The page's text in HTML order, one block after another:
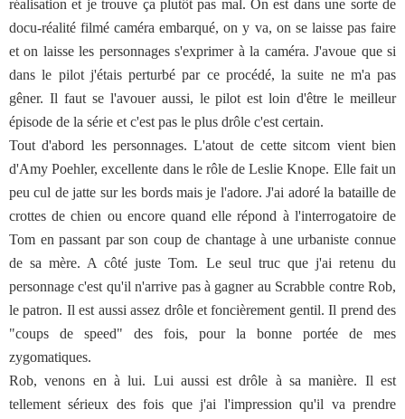
réalisation et je trouve ça plutôt pas mal. On est dans une sorte de
docu-réalité filmé caméra embarqué, on y va, on se laisse pas faire
et on laisse les personnages s'exprimer à la caméra. J'avoue que si
dans le pilot j'étais perturbé par ce procédé, la suite ne m'a pas
gêner. Il faut se l'avouer aussi, le pilot est loin d'être le meilleur
épisode de la série et c'est pas le plus drôle c'est certain.
Tout d'abord les personnages. L'atout de cette sitcom vient bien
d'Amy Poehler, excellente dans le rôle de Leslie Knope. Elle fait un
peu cul de jatte sur les bords mais je l'adore. J'ai adoré la bataille de
crottes de chien ou encore quand elle répond à l'interrogatoire de
Tom en passant par son coup de chantage à une urbaniste connue
de sa mère. A côté juste Tom. Le seul truc que j'ai retenu du
personnage c'est qu'il n'arrive pas à gagner au Scrabble contre Rob,
le patron. Il est aussi assez drôle et foncièrement gentil. Il prend des
"coups de speed" des fois, pour la bonne portée de mes
zygomatiques.
Rob, venons en à lui. Lui aussi est drôle à sa manière. Il est
tellement sérieux des fois que j'ai l'impression qu'il va prendre